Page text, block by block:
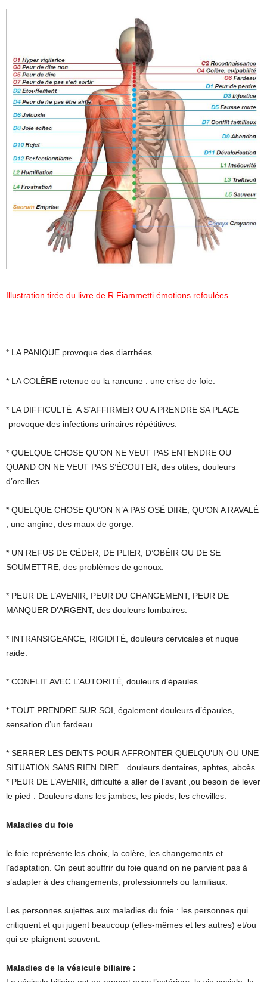
Illustration tirée du livre de R.Fiammetti émotions refoulées
* LA PANIQUE provoque des diarrhées.
* LA COLÈRE retenue ou la rancune : une crise de foie.
* LA DIFFICULTÉ A S’AFFIRMER OU A PRENDRE SA PLACE
provoque des infections urinaires répétitives.
* QUELQUE CHOSE QU’ON NE VEUT PAS ENTENDRE OU
QUAND ON NE VEUT PAS S’ÉCOUTER, des otites, douleurs
d’oreilles.
* QUELQUE CHOSE QU’ON N’A PAS OSÉ DIRE, QU’ON A RAVALÉ
, une angine, des maux de gorge.
* UN REFUS DE CÉDER, DE PLIER, D’OBÉIR OU DE SE
SOUMETTRE, des problèmes de genoux.
* PEUR DE L’AVENIR, PEUR DU CHANGEMENT, PEUR DE
MANQUER D’ARGENT, des douleurs lombaires.
* INTRANSIGEANCE, RIGIDITÉ, douleurs cervicales et nuque
raide.
* CONFLIT AVEC L’AUTORITÉ, douleurs d’épaules.
* TOUT PRENDRE SUR SOI, également douleurs d’épaules,
sensation d’un fardeau.
* SERRER LES DENTS POUR AFFRONTER QUELQU’UN OU UNE
SITUATION SANS RIEN DIRE…douleurs dentaires, aphtes, abcès.
* PEUR DE L’AVENIR, difficulté a aller de l’avant ,ou besoin de lever
le pied : Douleurs dans les jambes, les pieds, les chevilles.
Maladies du foie
le foie représente les choix, la colère, les changements et
l’adaptation. On peut souffrir du foie quand on ne parvient pas à
s’adapter à des changements, professionnels ou familiaux.
Les personnes sujettes aux maladies du foie : les personnes qui
critiquent et qui jugent beaucoup (elles-mêmes et les autres) et/ou
qui se plaignent souvent.
Maladies de la vésicule biliaire :